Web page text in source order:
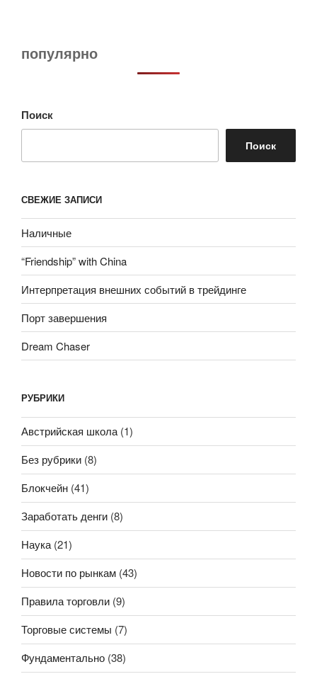
популярно
Поиск
Поиск
СВЕЖИЕ ЗАПИСИ
Наличные
“Friendship” with China
Интерпретация внешних событий в трейдинге
Порт завершения
Dream Chaser
РУБРИКИ
Австрийская школа (1)
Без рубрики (8)
Блокчейн (41)
Заработать денги (8)
Наука (21)
Новости по рынкам (43)
Правила торговли (9)
Торговые системы (7)
Фундаментально (38)